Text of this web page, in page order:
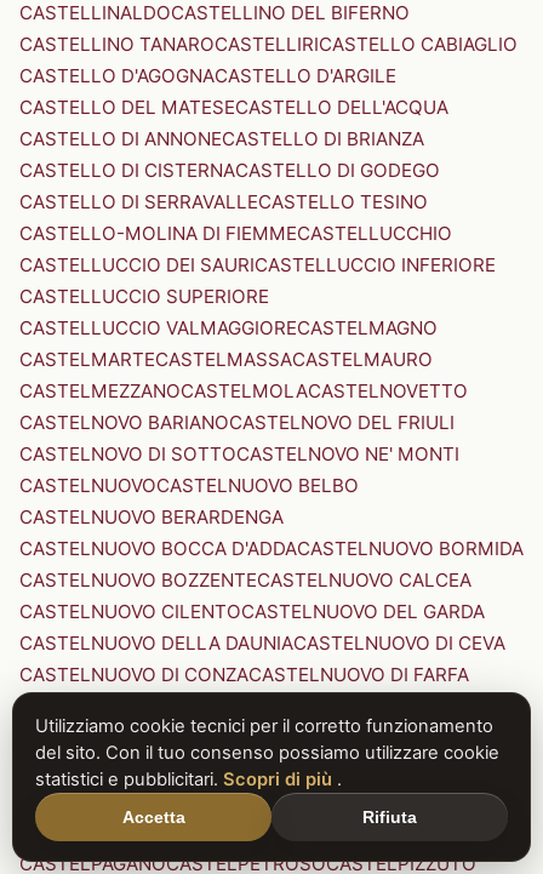
CASTELLINALDOCASTELLINO DEL BIFERNO
CASTELLINO TANAROCASTELLIRICASTELLO CABIAGLIO
CASTELLO D'AGOGNACASTELLO D'ARGILE
CASTELLO DEL MATESECASTELLO DELL'ACQUA
CASTELLO DI ANNONECASTELLO DI BRIANZA
CASTELLO DI CISTERNACASTELLO DI GODEGO
CASTELLO DI SERRAVALLECASTELLO TESINO
CASTELLO-MOLINA DI FIEMMECASTELLUCCHIO
CASTELLUCCIO DEI SAURICASTELLUCCIO INFERIORE
CASTELLUCCIO SUPERIORE
CASTELLUCCIO VALMAGGIORECASTELMAGNO
CASTELMARTECASTELMASSACASTELMAURO
CASTELMEZZANOCASTELMOLACASTELNOVETTO
CASTELNOVO BARIANOCASTELNOVO DEL FRIULI
CASTELNOVO DI SOTTOCASTELNOVO NE' MONTI
CASTELNUOVOCASTELNUOVO BELBO
CASTELNUOVO BERARDENGA
CASTELNUOVO BOCCA D'ADDACASTELNUOVO BORMIDA
CASTELNUOVO BOZZENTECASTELNUOVO CALCEA
CASTELNUOVO CILENTOCASTELNUOVO DEL GARDA
CASTELNUOVO DELLA DAUNIACASTELNUOVO DI CEVA
CASTELNUOVO DI CONZACASTELNUOVO DI FARFA
CASTELNUOVO DI PORTO CASTELNUOVO DON BOSCO
CASTELNUOVO MAGRACASTELNUOVO NIGRA
CASTELNUOVO PARANOCASTELNUOVO RANGONE
CASTELNUOVO SCRIVIA
CASTELNUOVO VAL DI CECINA
CASTELPAGANOCASTELPETROSOCASTELPIZZUTO
Utilizziamo cookie tecnici per il corretto funzionamento
del sito. Con il tuo consenso possiamo utilizzare cookie
statistici e pubblicitari. Scopri di più .
Accetta Rifiuta